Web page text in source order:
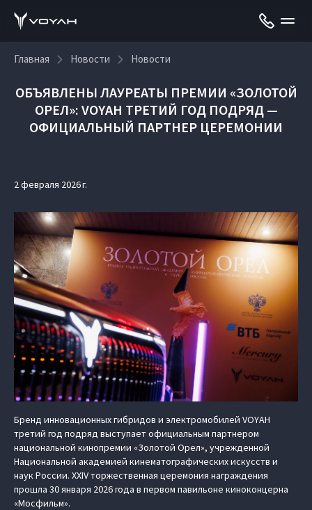
Главная Новости Новости
ОБЪЯВЛЕНЫ ЛАУРЕАТЫ ПРЕМИИ «ЗОЛОТОЙ
ОРЕЛ»: VOYAH ТРЕТИЙ ГОД ПОДРЯД —
ОФИЦИАЛЬНЫЙ ПАРТНЕР ЦЕРЕМОНИИ
2 февраля 2026 г.
Бренд инновационных гибридов и электромобилей VOYAH
третий год подряд выступает официальным партнером
национальной кинопремии «Золотой Орел», учрежденной
Национальной академией кинематографических искусств и
наук России. XXIV торжественная церемония награждения
прошла 30 января 2026 года в первом павильоне киноконцерна
«Мосфильм».